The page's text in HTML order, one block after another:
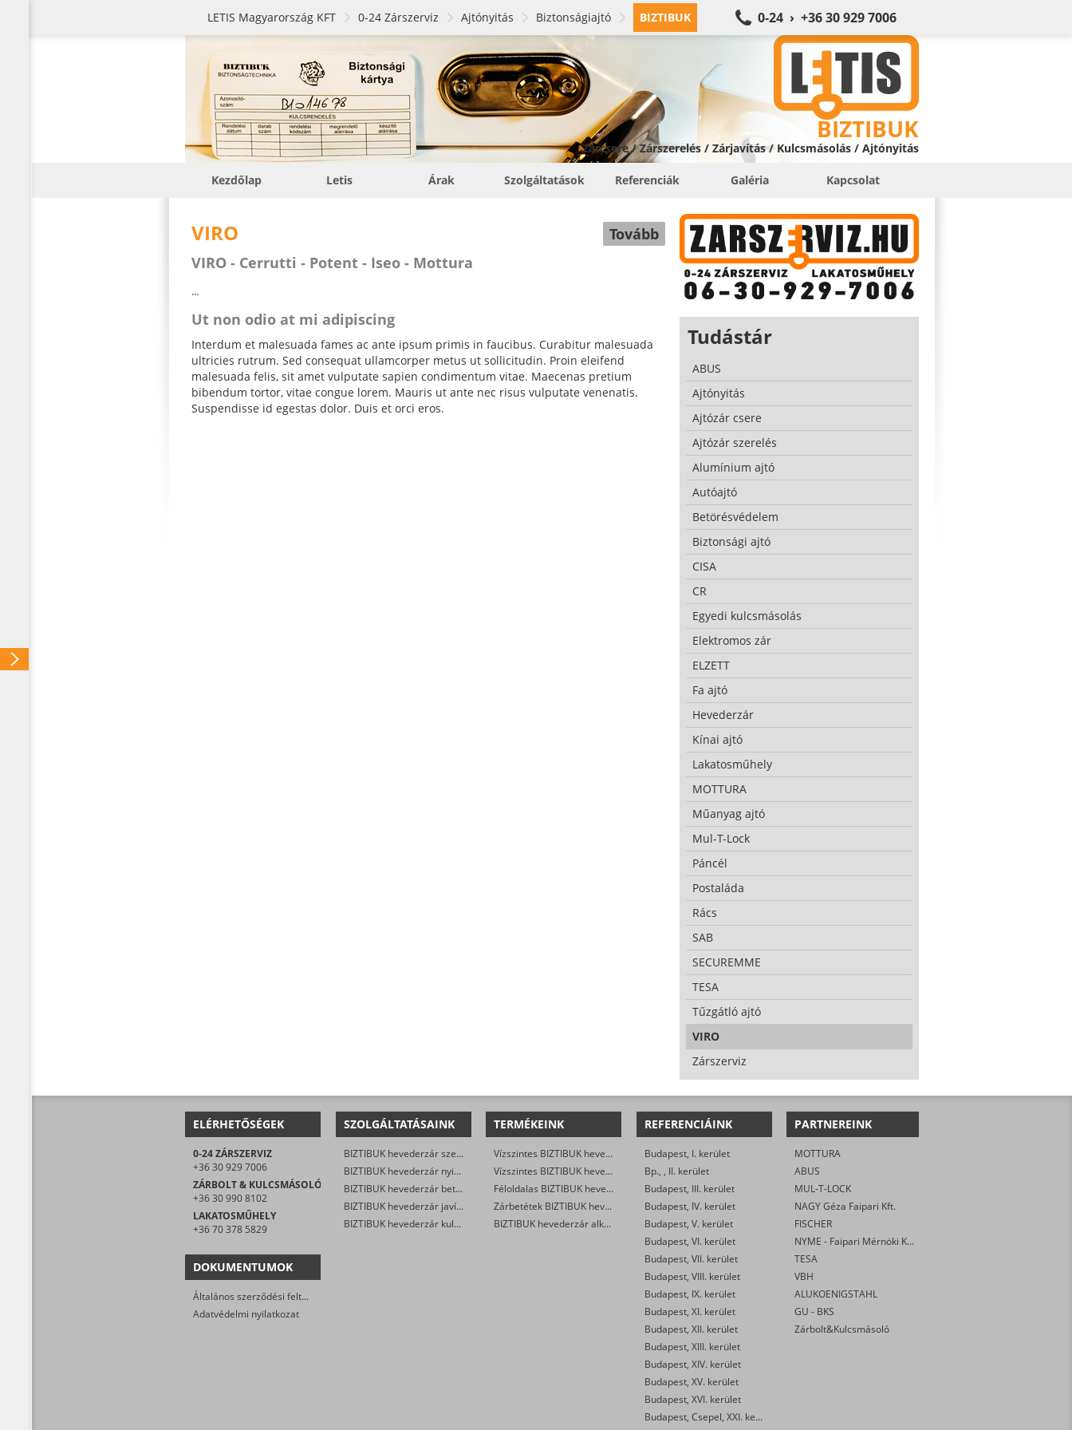
LETIS Magyarország KFT 0-24 Zárszerviz Ajtónyitás Biztonságiajtó BIZTIBUK 0-24 › +36 30 929 7006
BIZTIBUK
Zárcsere / Zárszerelés / Zárjavítás / Kulcsmásolás / Ajtónyitás
Kezdőlap Letis Árak Szolgáltatások Referenciák Galéria Kapcsolat
VIRO
Tovább
VIRO - Cerrutti - Potent - Iseo - Mottura
...
Ut non odio at mi adipiscing
Interdum et malesuada fames ac ante ipsum primis in faucibus. Curabitur malesuada
ultricies rutrum. Sed consequat ullamcorper metus ut sollicitudin. Proin eleifend
malesuada felis, sit amet vulputate sapien condimentum vitae. Maecenas pretium
bibendum tortor, vitae congue lorem. Mauris ut ante nec risus vulputate venenatis.
Suspendisse id egestas dolor. Duis et orci eros.
Tudástár
ABUS
Ajtónyitás
Ajtózár csere
Ajtózár szerelés
Alumínium ajtó
Autóajtó
Betörésvédelem
Biztonsági ajtó
CISA
CR
Egyedi kulcsmásolás
Elektromos zár
ELZETT
Fa ajtó
Hevederzár
Kínai ajtó
Lakatosműhely
MOTTURA
Műanyag ajtó
Mul-T-Lock
Páncél
Postaláda
Rács
SAB
SECUREMME
TESA
Tűzgátló ajtó
VIRO
Zárszerviz
ELÉRHETŐSÉGEK
0-24 ZÁRSZERVIZ
+36 30 929 7006
ZÁRBOLT & KULCSMÁSOLÓ
+36 30 990 8102
LAKATOSMŰHELY
+36 70 378 5829
DOKUMENTUMOK
Általános szerződési feltételek
Adatvédelmi nyilatkozat
SZOLGÁLTATÁSAINK
BIZTIBUK hevederzár szerelés
BIZTIBUK hevederzár nyitás
BIZTIBUK hevederzár betét csere
BIZTIBUK hevederzár javítás
BIZTIBUK hevederzár kulcsmásolás
TERMÉKEINK
Vízszintes BIZTIBUK hevederzár egyszárnyú ajtóra
Vízszintes BIZTIBUK hevederzár kétszárnyú ajtóra
Féloldalas BIZTIBUK hevederzár
Zárbetétek BIZTIBUK hevederzárba
BIZTIBUK hevederzár alkatrészek
REFERENCIÁINK
Budapest, I. kerület
Bp., , II. kerület
Budapest, III. kerület
Budapest, IV. kerület
Budapest, V. kerület
Budapest, VI. kerület
Budapest, VII. kerület
Budapest, VIII. kerület
Budapest, IX. kerület
Budapest, XI. kerület
Budapest, XII. kerület
Budapest, XIII. kerület
Budapest, XIV. kerület
Budapest, XV. kerület
Budapest, XVI. kerület
Budapest, Csepel, XXI. kerület
PARTNEREINK
MOTTURA
ABUS
MUL-T-LOCK
NAGY Géza Faipari Kft.
FISCHER
NYME - Faipari Mérnöki Kar
TESA
VBH
ALUKOENIGSTAHL
GU - BKS
Zárbolt&Kulcsmásoló